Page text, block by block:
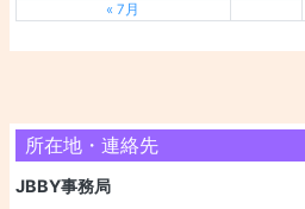
« 7月
所在地・連絡先
JBBY事務局